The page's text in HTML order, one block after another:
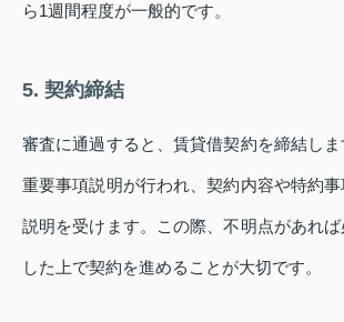
ら1週間程度が一般的です。
5. 契約締結
審査に通過すると、賃貸借契約を締結しま
重要事項説明が行われ、契約内容や特約事
説明を受けます。この際、不明点があれ
した上で契約を進めることが大切です。